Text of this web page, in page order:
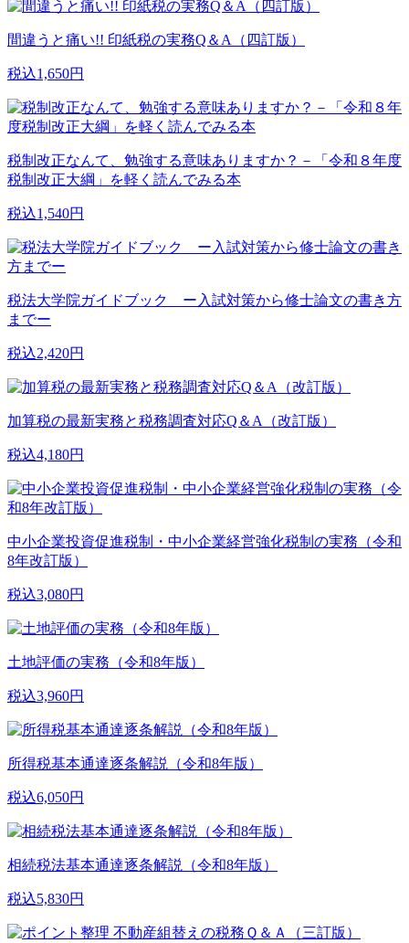
間違うと痛い!! 印紙税の実務Q＆A（四訂版）
税込1,650円
税制改正なんて、勉強する意味ありますか？－「令和８年度
税制改正大綱」を軽く読んでみる本
税込1,540円
税法大学院ガイドブック ー入試対策から修士論文の書き方
までー
税込2,420円
加算税の最新実務と税務調査対応Q＆A（改訂版）
税込4,180円
中小企業投資促進税制・中小企業経営強化税制の実務（令和
8年改訂版）
税込3,080円
土地評価の実務（令和8年版）
税込3,960円
所得税基本通達逐条解説（令和8年版）
税込6,050円
相続税法基本通達逐条解説（令和8年版）
税込5,830円